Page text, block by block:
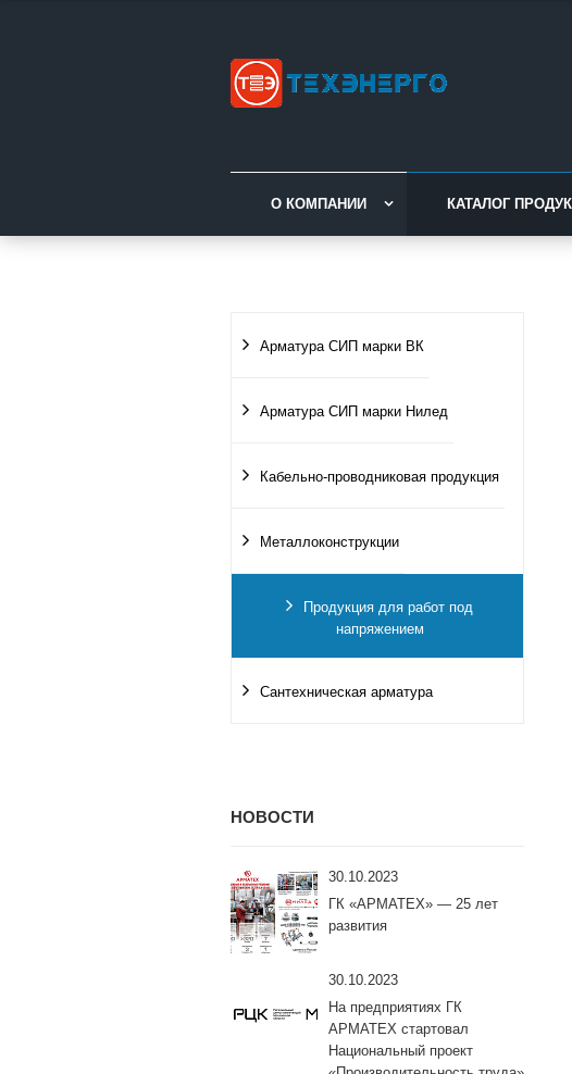
О КОМПАНИИ КАТАЛОГ
Арматура СИП марки ВК
Арматура СИП марки Нилед
Кабельно-проводниковая продукция
Металлоконструкции
Продукция для работ под
напряжением
Сантехническая арматура
НОВОСТИ
30.10.2023
ГК «АРМАТЕХ» — 25 лет
развития
30.10.2023
На предприятиях ГК
АРМАТЕХ стартовал
Национальный проект